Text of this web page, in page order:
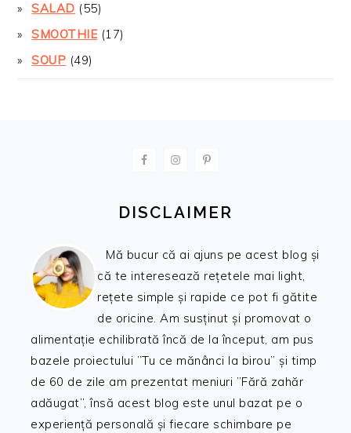
SALAD (55)
SMOOTHIE(17)
SOUP (49)
DISCLAIMER
Mă bucur că ai ajuns pe acest blog și
că te interesează rețetele mai light,
rețete simple și rapide ce pot fi gătite
de oricine. Am susținut și promovat o
alimentație echilibrată încă de la început, am pus
bazele proiectului ”Tu ce mănânci la birou” și timp
de 60 de zile am prezentat meniuri ”Fără zahăr
adăugat”, însă acest blog este unul bazat pe o
experiență personală și fiecare schimbare pe